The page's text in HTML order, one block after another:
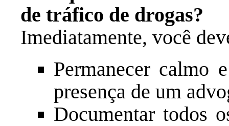
de tráfico de drogas?
Imediatamente, você
Permanecer calmo
presença de um
Documentar todos